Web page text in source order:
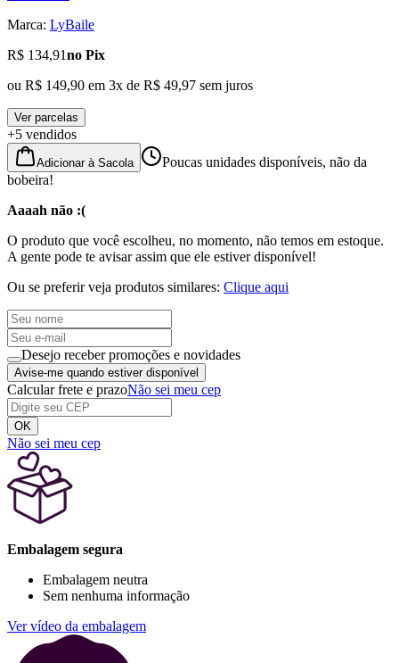
Marca: LyBaile
R$ 134,91no Pix
ou R$ 149,90 em 3x de R$ 49,97 sem juros
Ver parcelas
+5 vendidos
Adicionar à Sacola
Poucas unidades disponíveis, não da
bobeira!
Aaaah não :(
O produto que você escolheu, no momento, não temos em estoque.
A gente pode te avisar assim que ele estiver disponível!
Ou se preferir veja produtos similares: Clique aqui
Desejo receber promoções e novidades
Avise-me quando estiver disponível
Calcular frete e prazoNão sei meu cep
OK
Não sei meu cep
Embalagem segura
Embalagem neutra
Sem nenhuma informação
Ver vídeo da embalagem